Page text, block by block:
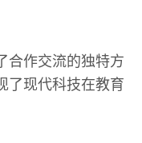
合作交流的独特方
了现代科技在教育